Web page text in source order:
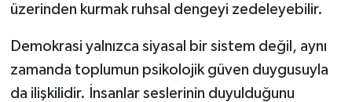
üzerinden kurmak ruhsal dengeyi zedeleyebilir.
Demokrasi yalnızca siyasal bir sistem değil, aynı
zamanda toplumun psikolojik güven duygusuyla
da ilişkilidir. İnsanlar seslerinin duyulduğunu